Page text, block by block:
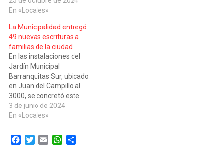
Mastropaolo y el Secretario
Boscarol, se reunió con el
presidente de la Agencia de
Administración de Bienes
del Estado (ABBE), Nicolas
Pakgojz, para avanzar en
un proyecto…
En «Locales»
La Municipalidad entregó
49 nuevas escrituras a
familias de la ciudad
En las instalaciones del
Jardín Municipal
Barranquitas Sur, ubicado
en Juan del Campillo al
3000, se concretó este
lunes un nuevo acto de
entrega de escrituras. Se
dominiales que de manera
gratuita, se pusieron en
3 de junio de 2024
En «Locales»
Facebook
TwitterEmail WhatsApp